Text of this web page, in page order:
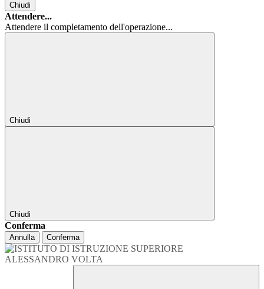
Chiudi
Attendere...
Attendere il completamento dell'operazione...
Chiudi
Chiudi
Conferma
Annulla Conferma